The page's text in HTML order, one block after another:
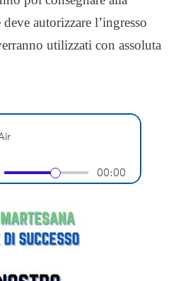
autorizzare l’ingresso
utilizzati con assoluta